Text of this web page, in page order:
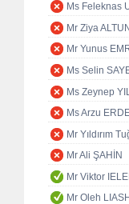
Ms Feleknas
Mr Ziya
Mr Yunus
Ms Selin
Ms Zeynep
Ms Arzu
Mr Yıldırım
Mr Ali ŞAHİN
Mr Viktor
Mr Oleh